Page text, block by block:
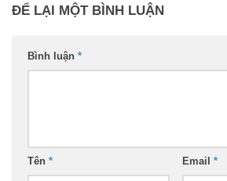
ĐỂ LẠI MỘT BÌNH LUẬN
Bình luận *
Tên * Email *